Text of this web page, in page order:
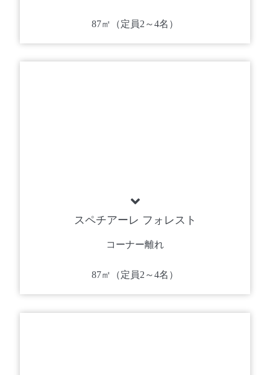
87㎡（定員2～4名）
スペチアーレ フォレスト
コーナー離れ
87㎡（定員2～4名）